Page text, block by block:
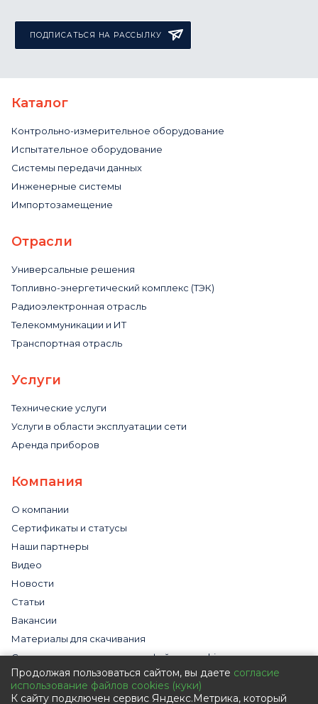
ПОДПИСАТЬСЯ НА РАССЫЛКУ
Каталог
Контрольно-измерительное оборудование
Испытательное оборудование
Системы передачи данных
Инженерные системы
Импортозамещение
Отрасли
Универсальные решения
Топливно-энергетический комплекс (ТЭК)
Радиоэлектронная отрасль
Телекоммуникации и ИТ
Транспортная отрасль
Услуги
Технические услуги
Услуги в области эксплуатации сети
Аренда приборов
Компания
О компании
Сертификаты и статусы
Наши партнеры
Видео
Новости
Статьи
Вакансии
Материалы для скачивания
Cогласие на использование файлов cookies
Обработка персональных данных с помощью сервиса
«Яндекс.Метрика»
Продолжая пользоваться сайтом, вы даете согласие
использование файлов cookies (куки)
К сайту подключен сервис Яндекс.Метрика, который